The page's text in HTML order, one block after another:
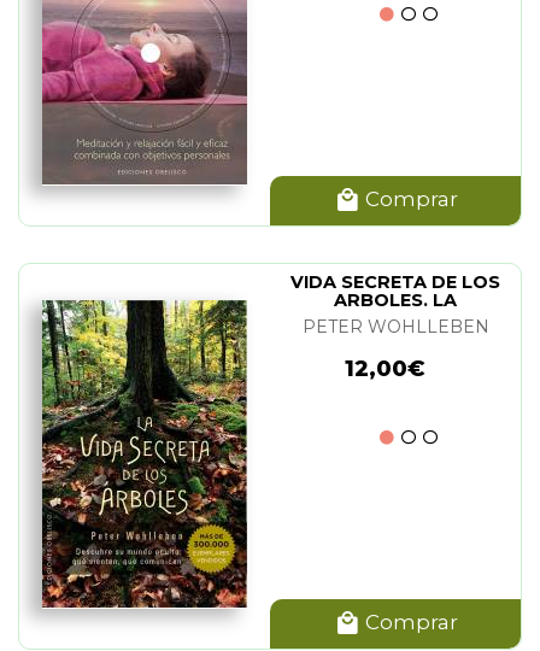
Comprar
VIDA SECRETA DE LOS
ARBOLES. LA
PETER WOHLLEBEN
12,00€
Comprar